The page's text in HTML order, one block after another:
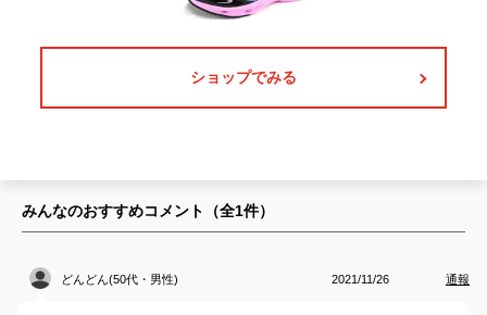
ショップでみる
みんなのおすすめコメント（全1件）
どんどん(50代・男性) 2021/11/26 通報